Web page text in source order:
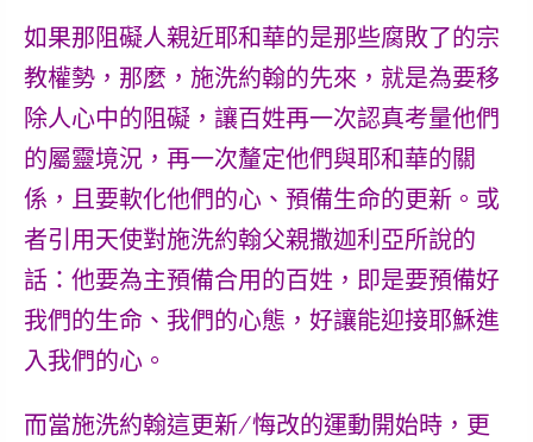
如果那阻礙人親近耶和華的是那些腐敗了的宗
教權勢，那麼，施洗約翰的先來，就是為要移
除人心中的阻礙，讓百姓再一次認真考量他們
的屬靈境況，再一次釐定他們與耶和華的關
係，且要軟化他們的心、預備生命的更新。或
者引用天使對施洗約翰父親撒迦利亞所說的
話：他要為主預備合用的百姓，即是要預備好
我們的生命、我們的心態，好讓能迎接耶穌進
入我們的心。
而當施洗約翰這更新/悔改的運動開始時，更